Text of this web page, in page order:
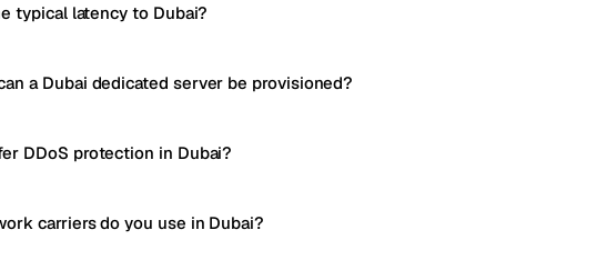
typical latency to Dubai?
a Dubai dedicated server be provisioned?
DDoS protection in Dubai?
carriers do you use in Dubai?